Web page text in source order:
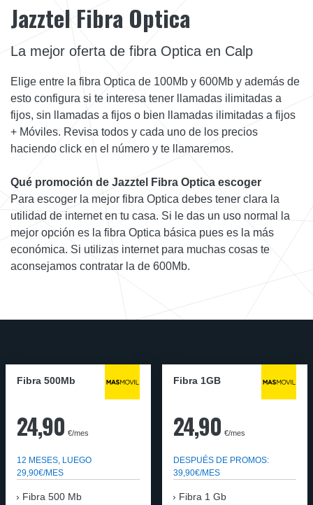
Jazztel Fibra Optica
La mejor oferta de fibra Optica en Calp
Elige entre la fibra Optica de 100Mb y 600Mb y además de
esto configura si te interesa tener llamadas ilimitadas a
fijos, sin llamadas a fijos o bien llamadas ilimitadas a fijos
+ Móviles. Revisa todos y cada uno de los precios
haciendo click en el número y te llamaremos.
Qué promoción de Jazztel Fibra Optica escoger
Para escoger la mejor fibra Optica debes tener clara la
utilidad de internet en tu casa. Si le das un uso normal la
mejor opción es la fibra Optica básica pues es la más
económica. Si utilizas internet para muchas cosas te
aconsejamos contratar la de 600Mb.
Fibra 500Mb
24,90 €/mes
12 MESES, LUEGO
29,90€/MES
Fibra 500 Mb
Fibra 1GB
24,90 €/mes
DESPUÉS DE PROMOS:
39,90€/MES
Fibra 1 Gb